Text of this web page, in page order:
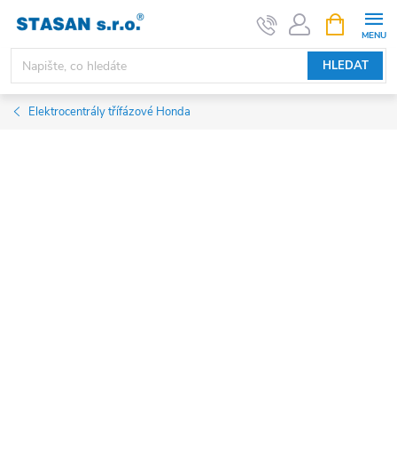
obsah
HLEDAT
NÁKUPNÍ
KOŠÍK
Elektrocentrály třífázové Honda